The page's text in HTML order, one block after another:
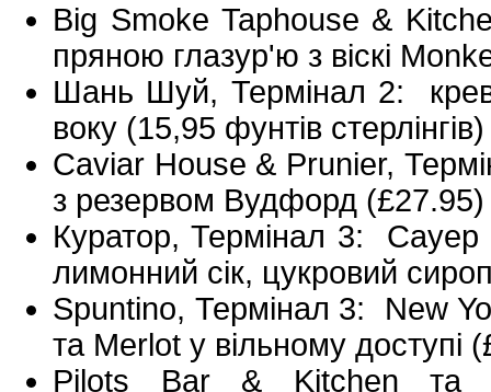
Big Smoke Taphouse &
пряною глазур'ю з віскі
Шань Шуй, Термінал 2:
воку (15,95 фунтів
Caviar House & Prunier,
з резервом Вудфорд
Куратор, Термінал 3: Сауер
лимонний сік, цукровий
Spuntino, Термінал 3: New
та Merlot у вільному доступі
Pilots Bar & Kitchen та